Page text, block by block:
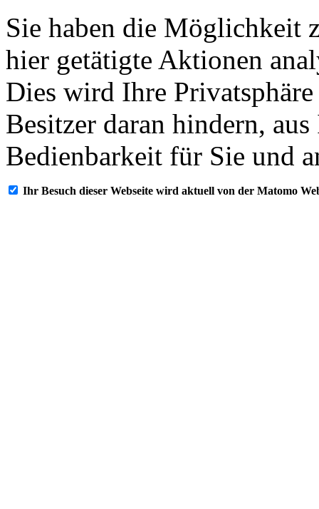
Sie haben die Möglichkeit
hier getätigte Aktionen
Dies wird Ihre
Besitzer daran hindern,
Bedienbarkeit für Sie und
Ihr Besuch dieser Webseite wird aktuell von der Matomo